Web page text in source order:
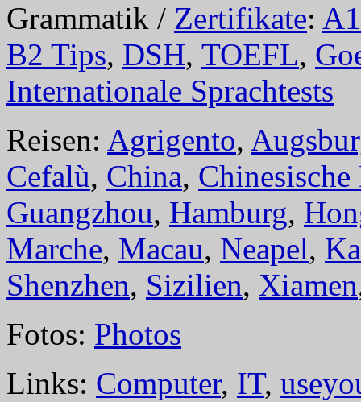
Grammatik / Zertifikate: A1
B2 Tips, DSH, TOEFL,
Internationale Sprachtests
Reisen: Agrigento,
Cefalù, China, Chinesische
Guangzhou, Hamburg,
Marche, Macau, Neapel,
Shenzhen, Sizilien, Xiamen
Fotos: Photos
Links: Computer, IT,